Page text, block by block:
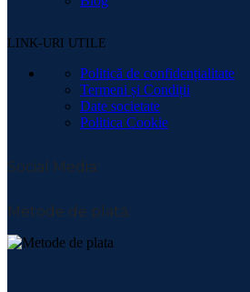
LINK-URI UTILE
Politică de confidențialitate
Termeni și Condiții
Date societate
Politica Cookie
Social Media:
Metode de plată: